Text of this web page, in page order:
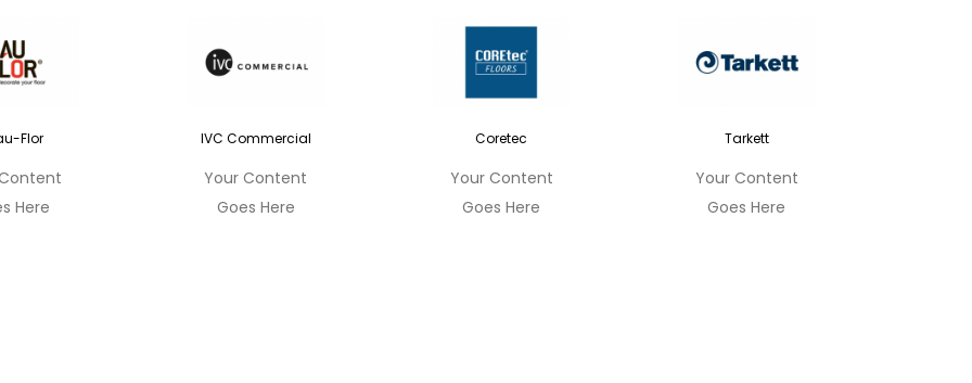
Flor
Here
IVC Commercial
Your Content
Goes Here
Coretec
Your Content
Goes Here
Tarkett
Your Content
Goes Here